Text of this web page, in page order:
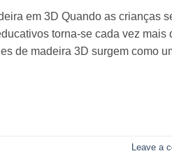
em 3D Quando as crianças
torna-se cada vez mais
de madeira 3D surgem como
Leave a